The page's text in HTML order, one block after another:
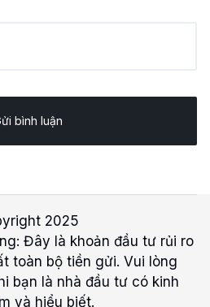
2025
Đây là khoản đầu tư rủi ro
toàn bộ tiền gửi. Vui lòng
bạn là nhà đầu tư có kinh
và hiểu biết.